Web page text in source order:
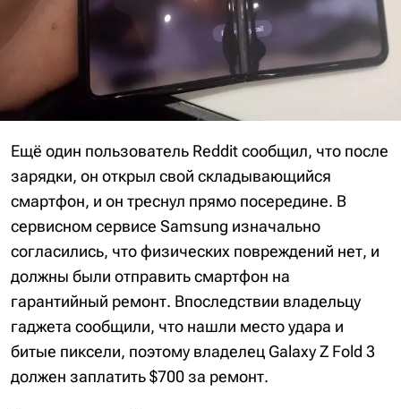
Ещё один пользователь Reddit сообщил, что после
зарядки, он открыл свой складывающийся
смартфон, и он треснул прямо посередине. В
сервисном сервисе Samsung изначально
согласились, что физических повреждений нет, и
должны были отправить смартфон на
гарантийный ремонт. Впоследствии владельцу
гаджета сообщили, что нашли место удара и
битые пиксели, поэтому владелец Galaxy Z Fold 3
должен заплатить $700 за ремонт.